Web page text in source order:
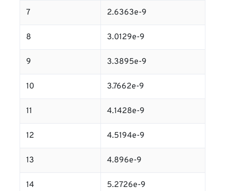
7 2.6363e-9
8 3.0129e-9
9 3.3895e-9
10 3.7662e-9
11 4.1428e-9
12 4.5194e-9
13 4.896e-9
14 5.2726e-9